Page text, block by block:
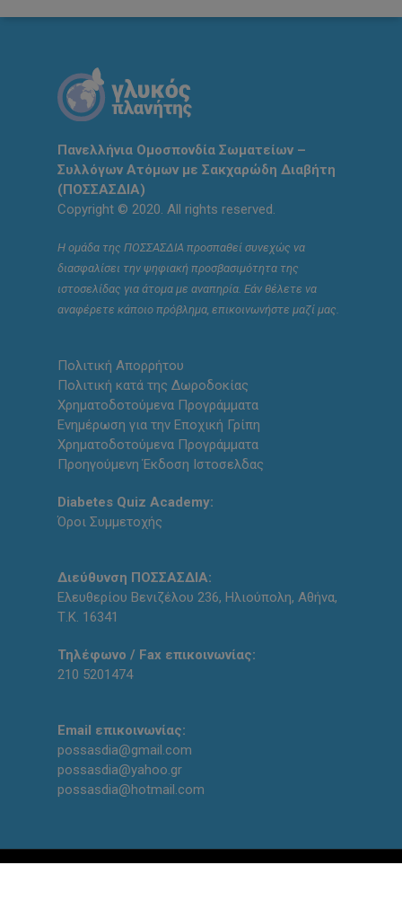
Πανελλήνια Ομοσπονδία Σωματείων –
Συλλόγων Ατόμων με Σακχαρώδη Διαβήτη
(ΠΟΣΣΑΣΔΙΑ)
Copyright © 2020. All rights reserved.
Η ομάδα της ΠΟΣΣΑΣΔΙΑ προσπαθεί συνεχώς να
διασφαλίσει την ψηφιακή προσβασιμότητα της
ιστοσελίδας για άτομα με αναπηρία. Εάν θέλετε να
αναφέρετε κάποιο πρόβλημα, επικοινωνήστε μαζί μας.
Πολιτική Απορρήτου
Πολιτική κατά της Δωροδοκίας
Χρηματοδοτούμενα Προγράμματα
Ενημέρωση για την Εποχική Γρίπη
Χρηματοδοτούμενα Προγράμματα
Προηγούμενη Έκδοση Ιστοσελδας
Diabetes Quiz Academy:
Όροι Συμμετοχής
Διεύθυνση ΠΟΣΣΑΣΔΙΑ:
Ελευθερίου Βενιζέλου 236, Ηλιούπολη, Αθήνα,
Τ.Κ. 16341
Τηλέφωνο / Fax επικοινωνίας:
210 5201474
Email επικοινωνίας:
possasdia@gmail.com
possasdia@yahoo.gr
possasdia@hotmail.com